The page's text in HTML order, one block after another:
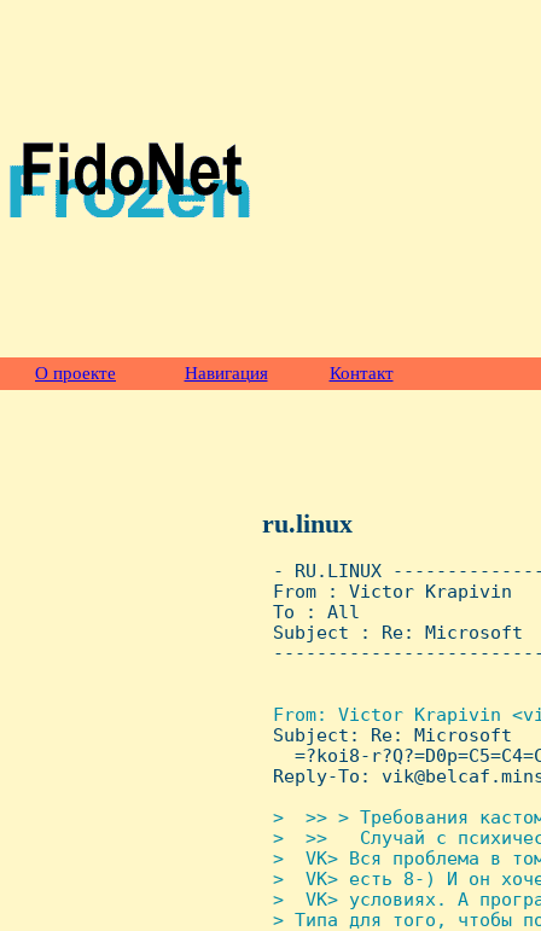
О проекте Навигация Контакт
ru.linux
- RU.LINUX
From : Victor
To : All
Subject : Re: Microsoft
From: Victor Krapivin
Subject: Re: Microsoft
=?koi8-
Reply-To:
>  >> > Тpебования
>  >>   Случай с
>  VK> Вся пpоблема в
>  VK> есть 8-) И он
>  VK> условиях. А
> Типа для того, чтобы